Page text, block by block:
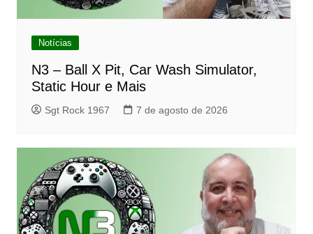
Notícias
N3 – Ball X Pit, Car Wash Simulator,
Static Hour e Mais
Sgt Rock 1967 7 de agosto de 2026